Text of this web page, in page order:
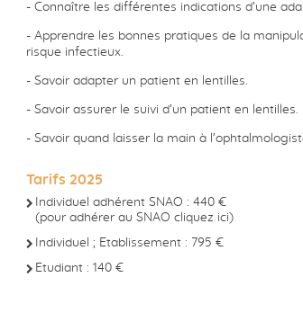
- Connaître les différentes indications d’une
- Apprendre les bonnes pratiques de la
risque infectieux.
- Savoir adapter un patient en lentilles.
- Savoir assurer le suivi d’un patient en lentilles.
- Savoir quand laisser la main à
Tarifs 2025
Individuel adhérent SNAO : 440 €
(pour adhérer au SNAO cliquez ici)
Individuel ; Etablissement : 795 €
Etudiant : 140 €